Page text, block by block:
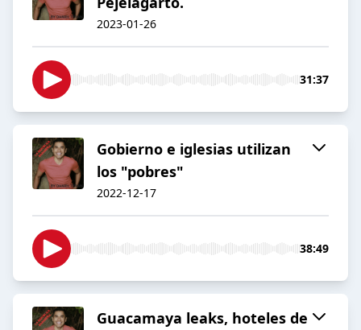
2023-01-26
31:37
Gobierno e iglesias utilizan
los "pobres"
2022-12-17
38:49
Guacamaya leaks, hoteles de